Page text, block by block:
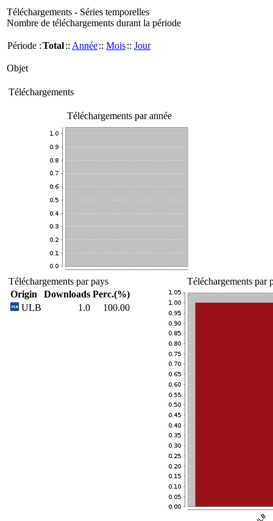
Téléchargements - Séries temporelles
Nombre de téléchargements durant la période
Période :Total:: Année:: Mois:: Jour
Objet
Téléchargements
Téléchargements par année
Téléchargements par pays
Origin
Downloads Perc.(%)
ULB
1.0 100.00
Téléchargements par